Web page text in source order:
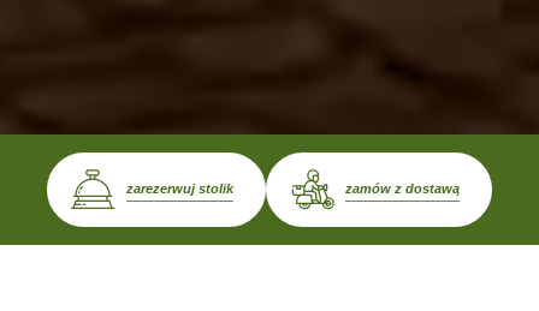
zarezerwuj stolik zamów z dostawą